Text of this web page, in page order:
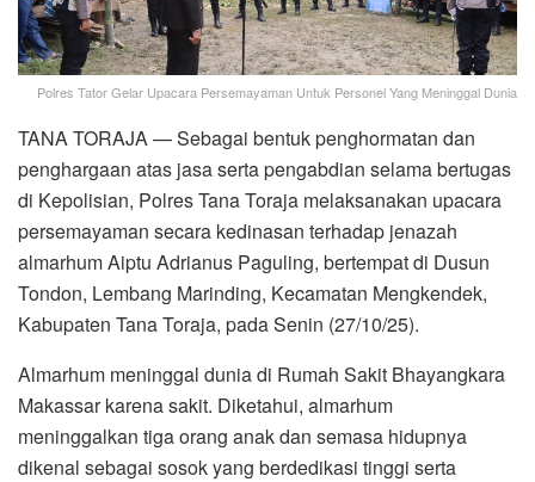
Polres Tator Gelar Upacara Persemayaman Untuk Personel Yang Meninggal Dunia
TANA TORAJA — Sebagai bentuk penghormatan dan
penghargaan atas jasa serta pengabdian selama bertugas
di Kepolisian, Polres Tana Toraja melaksanakan upacara
persemayaman secara kedinasan terhadap jenazah
almarhum Aiptu Adrianus Paguling, bertempat di Dusun
Tondon, Lembang Marinding, Kecamatan Mengkendek,
Kabupaten Tana Toraja, pada Senin (27/10/25).
Almarhum meninggal dunia di Rumah Sakit Bhayangkara
Makassar karena sakit. Diketahui, almarhum
meninggalkan tiga orang anak dan semasa hidupnya
dikenal sebagai sosok yang berdedikasi tinggi serta